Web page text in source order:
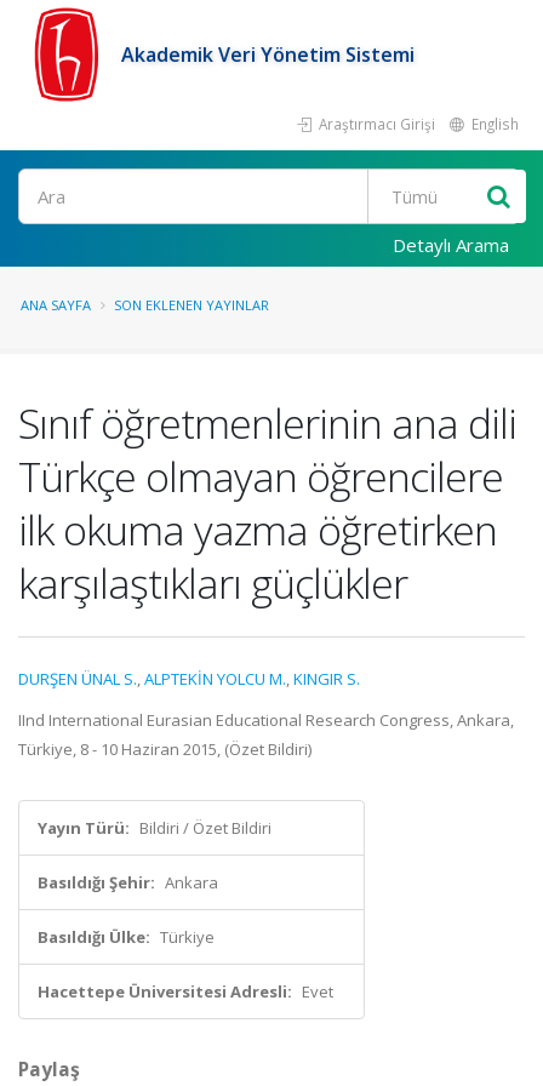
Akademik Veri Yönetim Sistemi
Araştırmacı Girişi English
Ara
Detaylı Arama
ANA SAYFA SON EKLENEN YAYINLAR
Sınıf öğretmenlerinin ana dili
Türkçe olmayan öğrencilere
ilk okuma yazma öğretirken
karşılaştıkları güçlükler
DURŞEN ÜNAL S.,ALPTEKİN YOLCU M.,KINGIR S.
IInd International Eurasian Educational Research Congress, Ankara,
Türkiye, 8 - 10 Haziran 2015, (Özet Bildiri)
Yayın Türü: Bildiri / Özet Bildiri
Basıldığı Şehir: Ankara
Basıldığı Ülke: Türkiye
Hacettepe Üniversitesi Adresli: Evet
Paylaş